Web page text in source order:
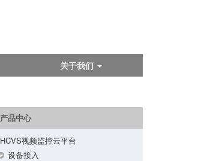
关于我们
产品中心
HCVS视频监控云平台
设备接入